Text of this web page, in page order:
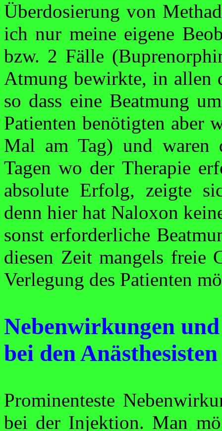
Überdosierung von
ich nur meine eigene
bzw. 2 Fälle (
Atmung bewirkte, in allen
so dass eine Beatmung
Patienten benötigten aber
Mal am Tag) und waren
Tagen wo der Therapie
absolute Erfolg, zeigte
denn hier hat Naloxon
sonst erforderliche
diesen Zeit mangels freie
Verlegung des Patienten
Nebenwirkungen
bei den
Prominenteste
bei der Injek­tion. Man